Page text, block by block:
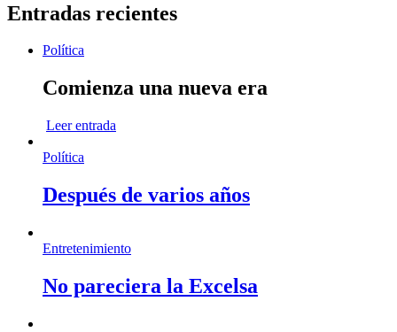
Entradas recientes
Política
Comienza una nueva era
Leer entrada
Política
Después de varios años
Entretenimiento
No pareciera la Excelsa